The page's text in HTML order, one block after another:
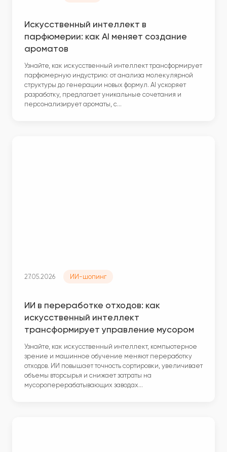
Искусственный интеллект в
парфюмерии: как AI меняет создание
ароматов
Узнайте, как искусственный интеллект трансформирует
парфюмерную индустрию: от анализа молекулярной
структуры до генерации новых формул. AI ускоряет
разработку, предлагает уникальные сочетания и
персонализирует ароматы, с…
27.05.2026 ИИ-шопинг
ИИ в переработке отходов: как
искусственный интеллект
трансформирует управление мусором
Узнайте, как искусственный интеллект, компьютерное
зрение и машинное обучение меняют переработку
отходов. ИИ повышает точность сортировки, увеличивает
объемы вторсырья и снижает затраты на
мусороперерабатывающих заводах…